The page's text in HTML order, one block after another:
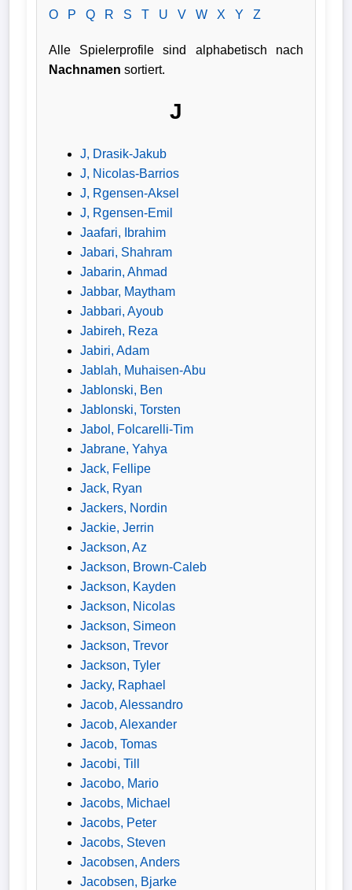
Frauenfußball
Bundesliga
Bundesliga
Bundesliga
Ergebnisse
Fußballspieler
Flutlichtbarde
O
P Q R S T U V W X Y Z
Alle Spielerprofile sind alphabetisch nach
Nachnamen sortiert.
J
J, Drasik-Jakub
J, Nicolas-Barrios
J, Rgensen-Aksel
J, Rgensen-Emil
Jaafari, Ibrahim
Jabari, Shahram
Jabarin, Ahmad
Jabbar, Maytham
Jabbari, Ayoub
Jabireh, Reza
Jabiri, Adam
Jablah, Muhaisen-Abu
Jablonski, Ben
Jablonski, Torsten
Jabol, Folcarelli-Tim
Jabrane, Yahya
Jack, Fellipe
Jack, Ryan
Jackers, Nordin
Jackie, Jerrin
Jackson, Az
Jackson, Brown-Caleb
Jackson, Kayden
Jackson, Nicolas
Jackson, Simeon
Jackson, Trevor
Jackson, Tyler
Jacky, Raphael
Jacob, Alessandro
Jacob, Alexander
Jacob, Tomas
Jacobi, Till
Jacobo, Mario
Jacobs, Michael
Jacobs, Peter
Jacobs, Steven
Jacobsen, Anders
Jacobsen, Bjarke